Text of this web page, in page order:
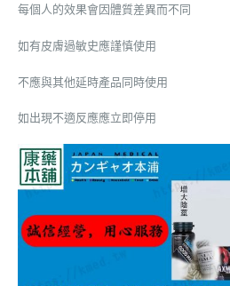
每個人的效果會因體質差異而不同
如有皮膚過敏史應謹慎使用
不應與其他延時產品同時使用
如出現不適反應應立即停用